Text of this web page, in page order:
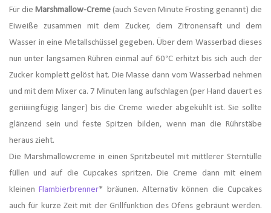
Für dieMarshmallow-Creme(auch Seven Minute Frosting genannt) die
Eiweiße zusammen mit dem Zucker, dem Zitronensaft und dem
Wasser in eine Metallschüssel gegeben. Über dem Wasserbad dieses
nun unter langsamen Rühren einmal auf 60°C erhitzt bis sich auch der
Zucker komplett gelöst hat. Die Masse dann vom Wasserbad nehmen
und mit dem Mixer ca. 7 Minuten lang aufschlagen (per Hand dauert es
geriiiiingfügig länger) bis die Creme wieder abgekühlt ist. Sie sollte
glänzend sein und feste Spitzen bilden, wenn man die Rührstäbe
heraus zieht.
Die Marshmallowcreme in einen Spritzbeutel mit mittlerer Sterntülle
füllen und auf die Cupcakes spritzen. Die Creme dann mit einem
kleinenFlambierbrenner* bräunen. Alternativ können die Cupcakes
auch für kurze Zeit mit der Grillfunktion des Ofens gebräunt werden.